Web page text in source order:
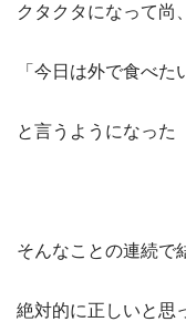
クタクタになって尚
「今日は外で食べた
と言うようになった
そんなことの連続で
絶対的に正しいと思